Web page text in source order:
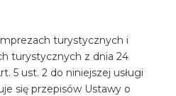
turystycznych i
turystycznych z dnia 24
5 ust. 2 do niniejszej usługi
się przepisów Ustawy o